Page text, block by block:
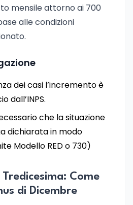
mensile attorno ai 700
alle condizioni
dei casi l’incremento è
dall’INPS.
che la situazione
dichiarata in modo
Modello RED o 730)
Come
di Dicembre